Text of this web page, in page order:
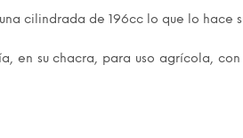
cilindrada de 196cc lo que lo hace
en su chacra, para uso agrícola,